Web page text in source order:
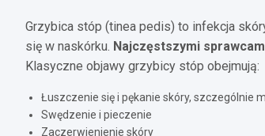
Grzybica stóp (tinea pedis) to infekcja
się w naskórku. Najczęstszymi
Klasyczne objawy grzybicy stóp obejmują:
Łuszczenie się i pękanie skóry, szczególnie
Swędzenie i pieczenie
Zaczerwienienie skóry